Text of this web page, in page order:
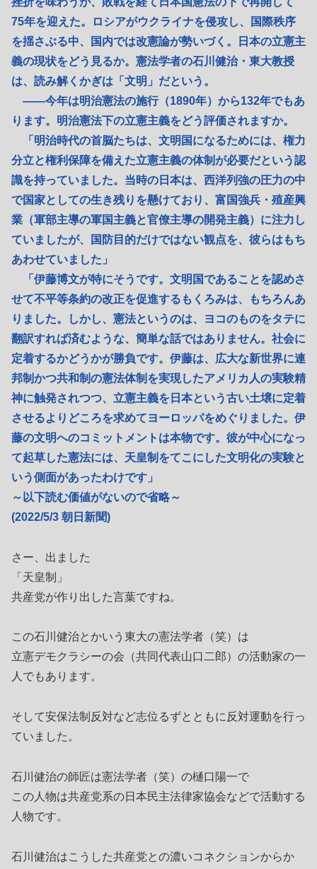
75年を迎えた。ロシアがウクライナを侵攻し、国際秩序
を揺さぶる中、国内では改憲論が勢いづく。日本の立憲主
義の現状をどう見るか。憲法学者の石川健治・東大教授
は、読み解くかぎは「文明」だという。
――今年は明治憲法の施行（1890年）から132年でもあ
ります。明治憲法下の立憲主義をどう評価されますか。
「明治時代の首脳たちは、文明国になるためには、権力
分立と権利保障を備えた立憲主義の体制が必要だという認
識を持っていました。当時の日本は、西洋列強の圧力の中
で国家としての生き残りを懸けており、富国強兵・殖産興
業（軍部主導の軍国主義と官僚主導の開発主義）に注力し
ていましたが、国防目的だけではない観点を、彼らはもち
あわせていました」
「伊藤博文が特にそうです。文明国であることを認めさ
せて不平等条約の改正を促進するもくろみは、もちろんあ
りました。しかし、憲法というのは、ヨコのものをタテに
翻訳すれば済むような、簡単な話ではありません。社会に
定着するかどうかが勝負です。伊藤は、広大な新世界に連
邦制かつ共和制の憲法体制を実現したアメリカ人の実験精
神に触発されつつ、立憲主義を日本という古い土壌に定着
させるよりどころを求めてヨーロッパをめぐりました。伊
藤の文明へのコミットメントは本物です。彼が中心になっ
て起草した憲法には、天皇制をてこにした文明化の実験と
いう側面があったわけです」
～以下読む価値がないので省略～
(2022/5/3 朝日新聞)
さー、出ました
「天皇制」
共産党が作り出した言葉ですね。
この石川健治とかいう東大の憲法学者（笑）は
立憲デモクラシーの会（共同代表山口二郎）の活動家の一
人でもあります。
そして安保法制反対など志位るずとともに反対運動を行っ
ていました。
石川健治の師匠は憲法学者（笑）の樋口陽一で
この人物は共産党系の日本民主法律家協会などで活動する
人物です。
石川健治はこうした共産党との濃いコネクションからか